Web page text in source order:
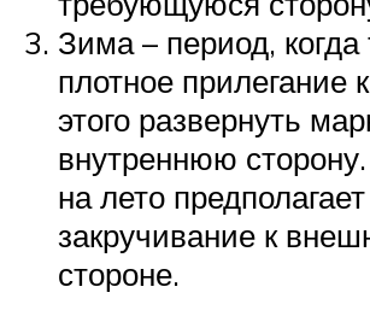
Зима – период, когда
плотное прилегание
этого развернуть
внутреннюю
на лето предполагает
закручивание к
стороне.